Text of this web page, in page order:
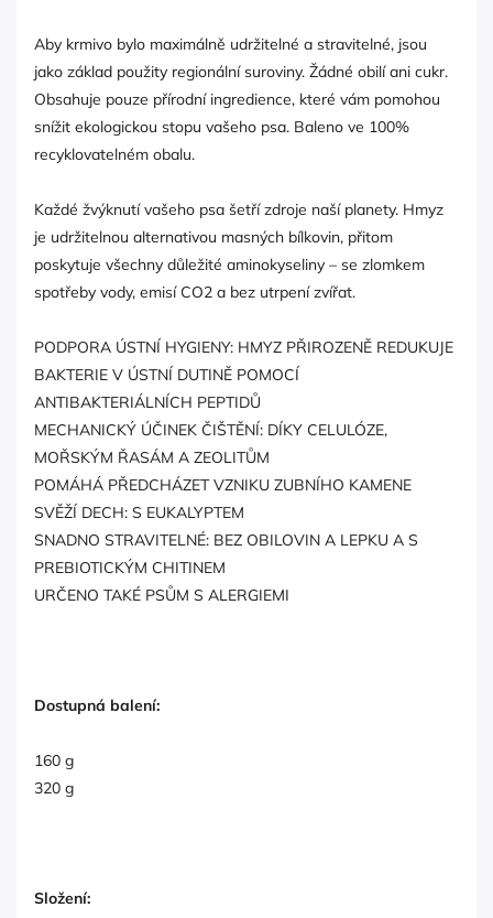
Aby krmivo bylo maximálně udržitelné a stravitelné, jsou
jako základ použity regionální suroviny. Žádné obilí ani cukr.
Obsahuje pouze přírodní ingredience, které vám pomohou
snížit ekologickou stopu vašeho psa. Baleno ve 100%
recyklovatelném obalu.
Každé žvýknutí vašeho psa šetří zdroje naší planety. Hmyz
je udržitelnou alternativou masných bílkovin, přitom
poskytuje všechny důležité aminokyseliny – se zlomkem
spotřeby vody, emisí CO2 a bez utrpení zvířat.
PODPORA ÚSTNÍ HYGIENY: HMYZ PŘIROZENĚ REDUKUJE
BAKTERIE V ÚSTNÍ DUTINĚ POMOCÍ
ANTIBAKTERIÁLNÍCH PEPTIDŮ
MECHANICKÝ ÚČINEK ČIŠTĚNÍ: DÍKY CELULÓZE,
MOŘSKÝM ŘASÁM A ZEOLITŮM
POMÁHÁ PŘEDCHÁZET VZNIKU ZUBNÍHO KAMENE
SVĚŽÍ DECH: S EUKALYPTEM
SNADNO STRAVITELNÉ: BEZ OBILOVIN A LEPKU A S
PREBIOTICKÝM CHITINEM
URČENO TAKÉ PSŮM S ALERGIEMI
Dostupná balení:
160 g
320 g
Složení: